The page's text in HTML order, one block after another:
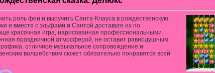
роль феи и выручить Санта-Клауса в рождественскую
и вместе с эльфами и Сантой доставьте их по
красочная игра, нарисованная профессиональными
праздничной атмосферой, не оставит равнодушным
отличное музыкальное сопровождение и
волшебством сюжет обязательно понравятся всей